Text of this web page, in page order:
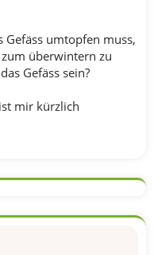
Gefäss umtopfen muss,
überwintern zu
Gefäss sein?
mir kürzlich